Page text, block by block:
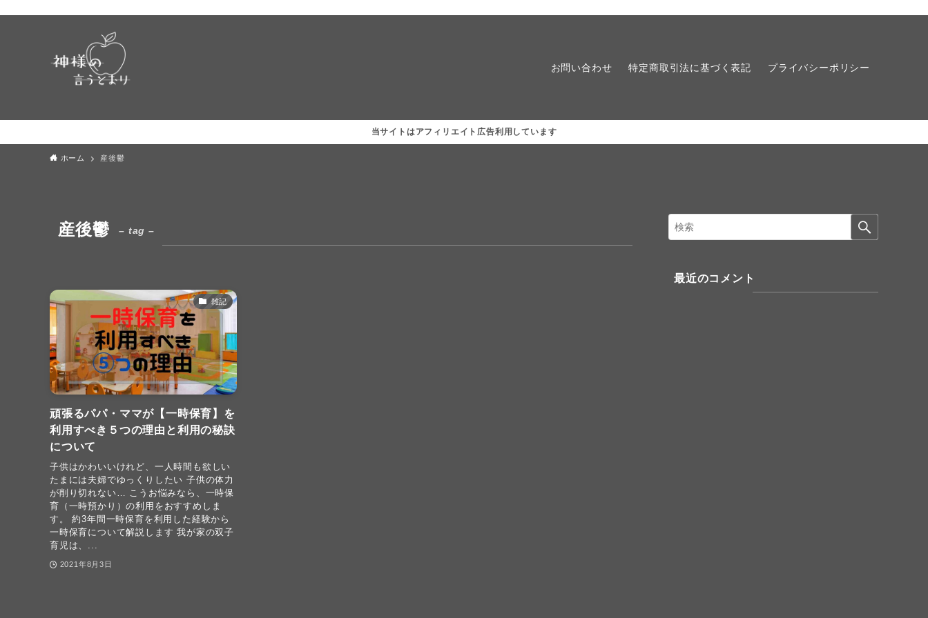
お問い合わせ 特定商取引法に基づく表記 プライバシーポリシー
当サイトはアフィリエイト広告利用しています
ホーム 産後鬱
産後鬱 – tag –
雑記
頑張るパパ・ママが【一時保育】を
利用すべき５つの理由と利用の秘訣
について
子供はかわいいけれど、一人時間も欲しい
たまには夫婦でゆっくりしたい 子供の体力
が削り切れない… こうお悩みなら、一時保
育（一時預かり）の利用をおすすめしま
す。 約3年間一時保育を利用した経験から
一時保育について解説します 我が家の双子
育児は、...
2021年8月3日
最近のコメント